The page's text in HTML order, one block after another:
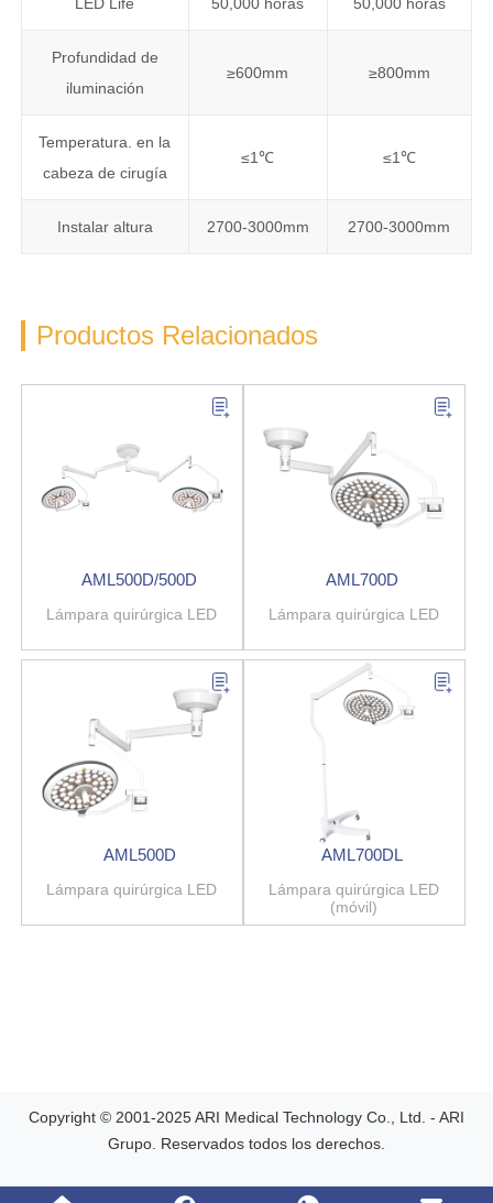
Profundidad de
iluminación
≥600mm ≥800mm
Temperatura. en la
cabeza de cirugía
≤1℃ ≤1℃
Instalar altura 2700-3000mm 2700-3000mm
Productos Relacionados
AML500D/500D
Lámpara quirúrgica LED
AML700D
Lámpara quirúrgica LED
AML500D
Lámpara quirúrgica LED
AML700DL
Lámpara quirúrgica LED
(móvil)
Copyright © 2001-2025 ARI Medical Technology Co., Ltd. - ARI
Grupo. Reservados todos los derechos.